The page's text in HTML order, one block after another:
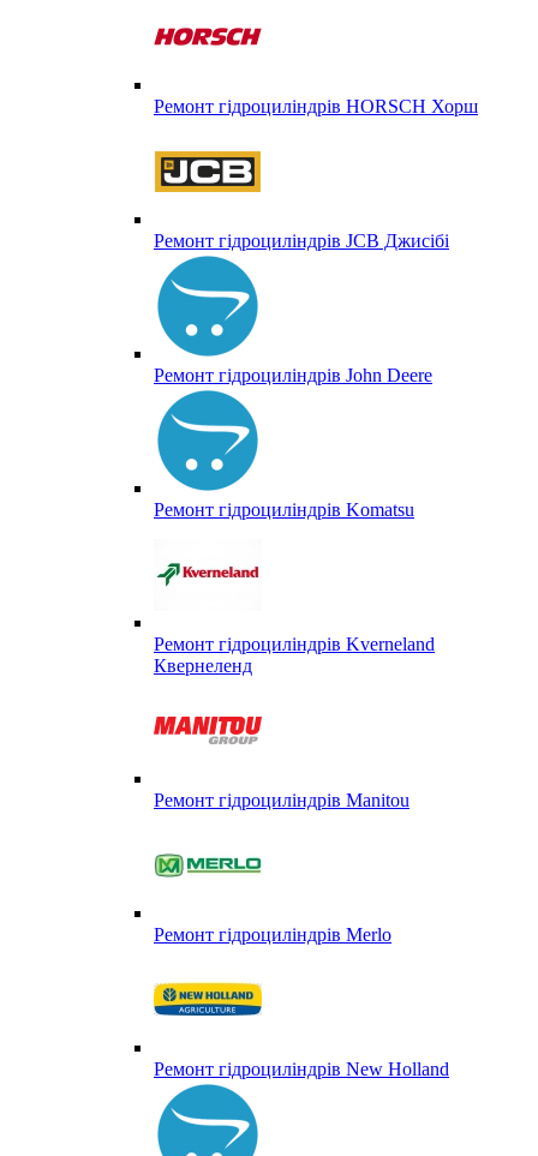
Ремонт гідроциліндрів HORSCH Хорш
Ремонт гідроциліндрів JCB Джисібі
Ремонт гідроциліндрів John Deere
Ремонт гідроциліндрів Komatsu
Ремонт гідроциліндрів Kverneland
Квернеленд
Ремонт гідроциліндрів Manitou
Ремонт гідроциліндрів Merlo
Ремонт гідроциліндрів New Holland